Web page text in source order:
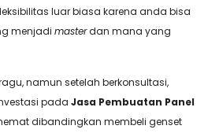
luar biasa karena anda bisa
menjadi masterdan mana yang
namun setelah berkonsultasi,
pada Jasa Pembuatan Panel
dibandingkan membeli genset